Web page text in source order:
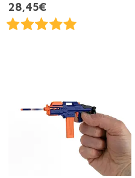
28,45€